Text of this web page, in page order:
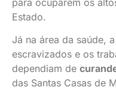
Estado.
Já na área da saúde,
escravizados e os
dependiam de
das Santas Casas de